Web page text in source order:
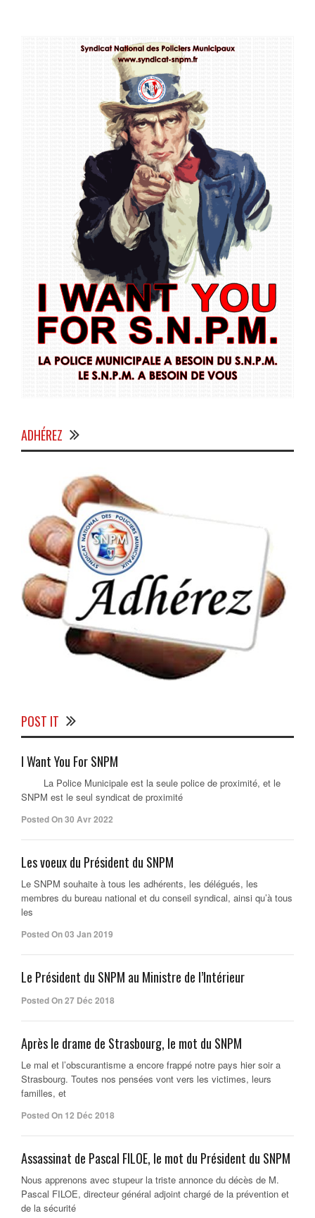
ADHÉREZ
POST IT
I Want You For SNPM
La Police Municipale est la seule police de proximité, et le
SNPM est le seul syndicat de proximité
Posted On 30 Avr 2022
Les voeux du Président du SNPM
Le SNPM souhaite à tous les adhérents, les délégués, les
membres du bureau national et du conseil syndical, ainsi qu’à tous
les
Posted On 03 Jan 2019
Le Président du SNPM au Ministre de l’Intérieur
Posted On 27 Déc 2018
Après le drame de Strasbourg, le mot du SNPM
Le mal et l’obscurantisme a encore frappé notre pays hier soir a
Strasbourg. Toutes nos pensées vont vers les victimes, leurs
familles, et
Posted On 12 Déc 2018
Assassinat de Pascal FILOE, le mot du Président du SNPM
Nous apprenons avec stupeur la triste annonce du décès de M.
Pascal FILOE, directeur général adjoint chargé de la prévention et
de la sécurité